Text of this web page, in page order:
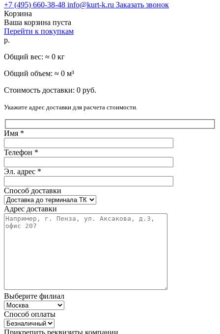
+7 (495) 660-38-48 info@kurt-k.ru Заказать звонок
Корзина
Ваша корзина пуста
Перейти к покупкам
р.
Общий вес: ≈ 0 кг
Общий объем: ≈ 0 м³
Стоимость доставки: 0 руб.
Укажите адрес доставки для расчета стоимости.
Имя *
Телефон *
Эл. адрес *
Способ доставки
Адрес доставки
Выберите филиал
Способ оплаты
Прикрепить реквизиты компании